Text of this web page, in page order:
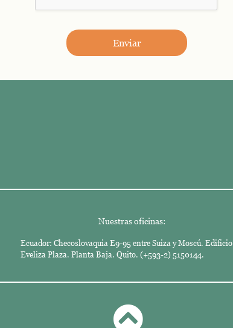
Enviar
Nuestras oficinas:
Ecuador: Checoslovaquia E9-95 entre Suiza y Moscú. Edificio
Eveliza Plaza. Planta Baja. Quito. (+593-2) 5150144.